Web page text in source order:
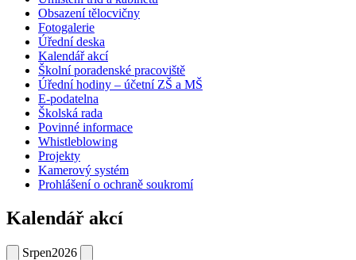
Obsazení tělocvičny
Fotogalerie
Úřední deska
Kalendář akcí
Školní poradenské pracoviště
Úřední hodiny – účetní ZŠ a MŠ
E-podatelna
Školská rada
Povinné informace
Whistleblowing
Projekty
Kamerový systém
Prohlášení o ochraně soukromí
Kalendář akcí
Srpen2026